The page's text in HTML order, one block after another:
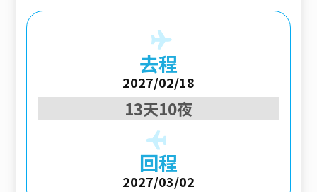
去程
2027/02/18
13天10夜
回程
2027/03/02